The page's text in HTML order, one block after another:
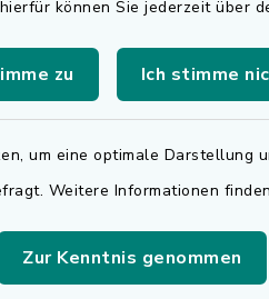
können Sie jederzeit über
zu Ich stimme
um eine optimale
Weitere Informationen
Zur Kenntnis genommen
Für den
sich bitte